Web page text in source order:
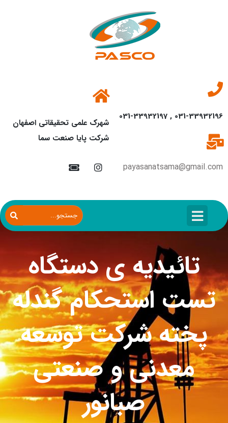
031-33932196 , 031-33932197
payasanatsama@gmail.com
شهرک علمی تحقیقاتی اصفهان
شرکت پایا صنعت سما
تائیدیه ی دستگاه
تست استحکام گندله
پخته شرکت توسعه
معدنی و صنعتی
صبانور